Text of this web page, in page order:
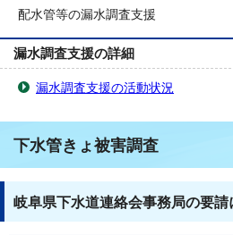
配水管等の漏水調査支援
漏水調査支援の詳細
漏水調査支援の活動状況
下水管きょ被害調査
岐阜県下水道連絡会事務局の要請